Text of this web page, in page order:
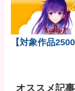
【対象作品
オススメ記事